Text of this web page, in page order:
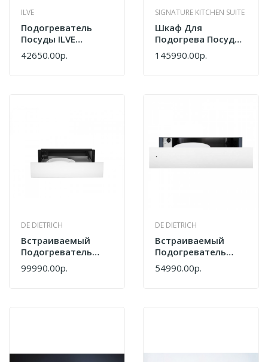
ILVE
Подогреватель
Посуды ILVE
615SWD/BK Черное
Стекло
42650.00р.
SIGNATURE KITCHEN SUITE
Шкаф Для
Подогрева Посуды
Signature Kitchen
Suite SKSWD2421MS
145990.00р.
DE DIETRICH
Встраиваемый
Подогреватель
Посуды De Dietrich
DWD4810W
99990.00р.
DE DIETRICH
Встраиваемый
Подогреватель
Посуды De Dietrich
DWD7400W
54990.00р.